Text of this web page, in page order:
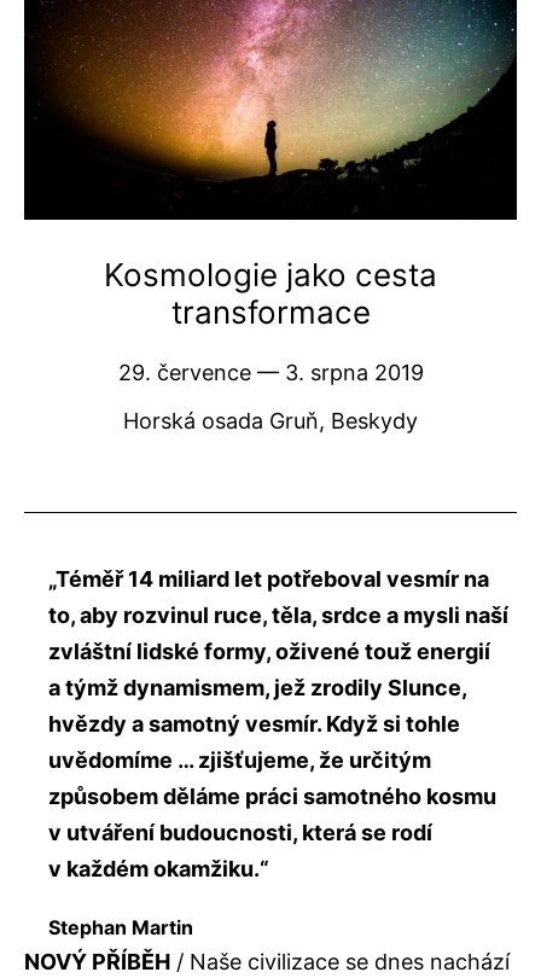
Kosmologie jako cesta
transformace
29. července — 3. srpna 2019
Horská osada Gruň, Beskydy
„Téměř 14 miliard let potřeboval vesmír na
to, aby rozvinul ruce, těla, srdce a mysli naší
zvláštní lidské formy, oživené touž energií
a týmž dynamismem, jež zrodily Slunce,
hvězdy a samotný vesmír. Když si tohle
uvědomíme … zjišťujeme, že určitým
způsobem děláme práci samotného kosmu
v utváření budoucnosti, která se rodí
v každém okamžiku.“
Stephan Martin
NOVÝ PŘÍBĚH / Naše civilizace se dnes nachází